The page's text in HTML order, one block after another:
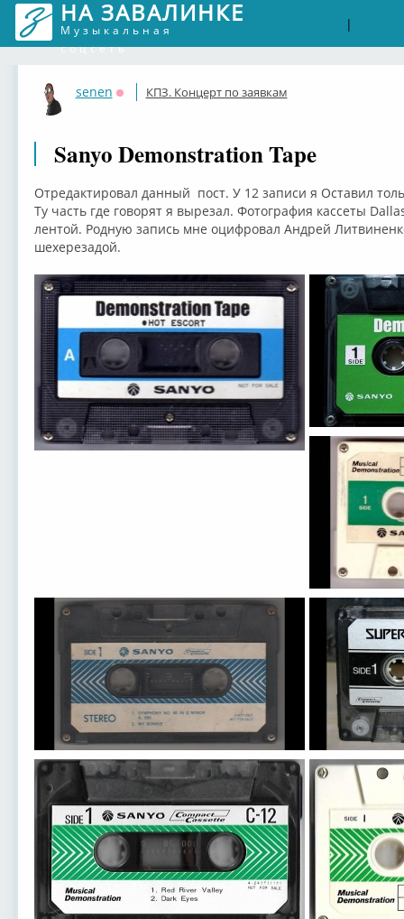
НА ЗАВАЛИНКЕ
Музыкальная
соцсеть
|
senen
Оффлайн
КПЗ. Концерт по заявкам
Sanyo Demonstration Tape
Отредактировал данный пост. У 12 записи я Оставил
Ту часть где говорят я вырезал. Фотография кассеты
лентой. Родную запись мне оцифровал Андрей
шехерезадой.